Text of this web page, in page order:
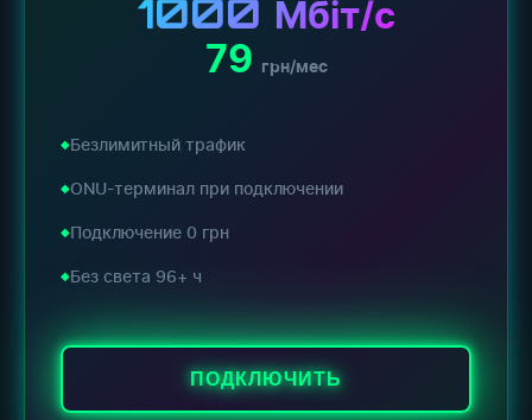
1000 Мбіт/с
79 грн/мес
Безлимитный трафик
ONU-терминал при подключении
Подключение 0 грн
Без света 96+ ч
ПОДКЛЮЧИТЬ